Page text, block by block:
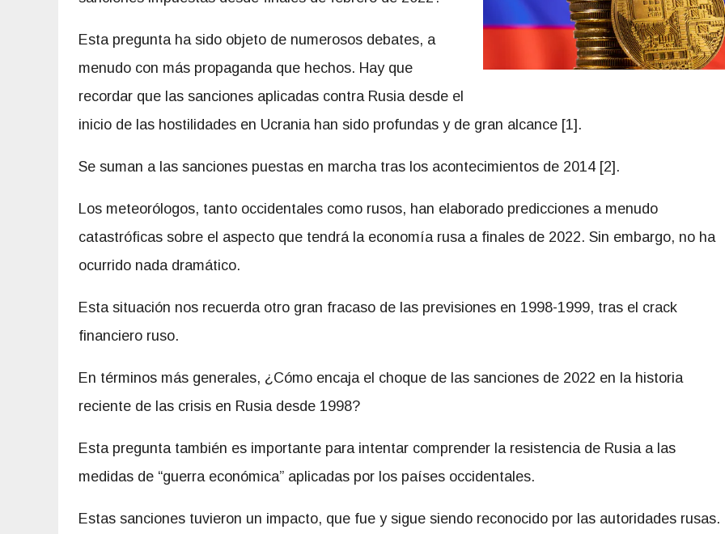
Esta pregunta ha sido objeto de numerosos debates, a
menudo con más propaganda que hechos. Hay que
recordar que las sanciones aplicadas contra Rusia desde el
inicio de las hostilidades en Ucrania han sido profundas y de gran alcance [1].
Se suman a las sanciones puestas en marcha tras los acontecimientos de 2014 [2].
Los meteorólogos, tanto occidentales como rusos, han elaborado predicciones a menudo
catastróficas sobre el aspecto que tendrá la economía rusa a finales de 2022. Sin embargo, no ha
ocurrido nada dramático.
Esta situación nos recuerda otro gran fracaso de las previsiones en 1998-1999, tras el crack
financiero ruso.
En términos más generales, ¿Cómo encaja el choque de las sanciones de 2022 en la historia
reciente de las crisis en Rusia desde 1998?
Esta pregunta también es importante para intentar comprender la resistencia de Rusia a las
medidas de “guerra económica” aplicadas por los países occidentales.
Estas sanciones tuvieron un impacto, que fue y sigue siendo reconocido por las autoridades rusas.